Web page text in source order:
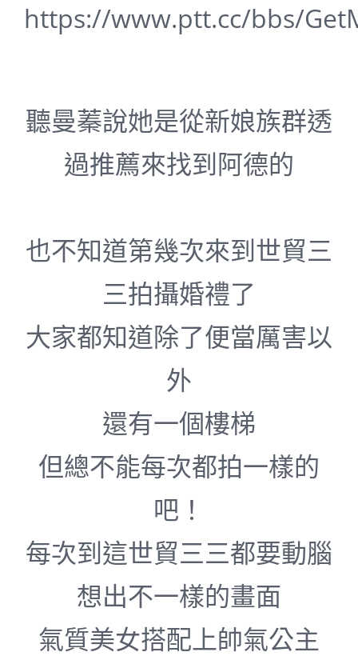
https://www.ptt.cc/bbs/
聽曼蓁說她是從新娘族群透
過推薦來找到阿德的
也不知道第幾次來到世貿三
三拍攝婚禮了
大家都知道除了便當厲害以
外
還有一個樓梯
但總不能每次都拍一樣的
吧！
每次到這世貿三三都要動腦
想出不一樣的畫面
氣質美女搭配上帥氣公主